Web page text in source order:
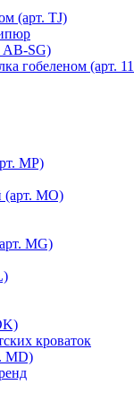
(арт. TJ)
AB-SG)
гобеленом (арт.
MР)
MO)
MG)
кроваток
MD)